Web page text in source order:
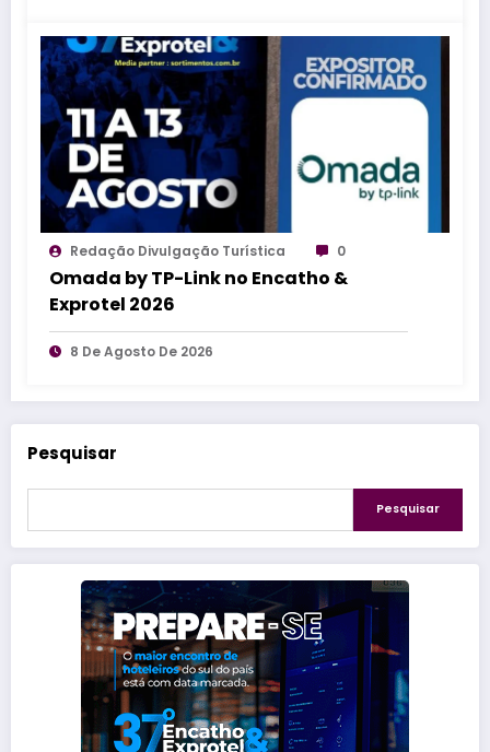
Redação Divulgação Turística 0
Omada by TP-Link no Encatho &
Exprotel 2026
8 De Agosto De 2026
Pesquisar
Pesquisar